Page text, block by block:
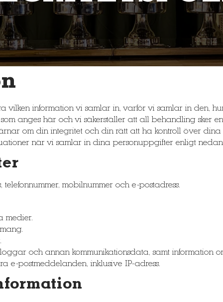
vilken information vi samlar in, varför vi samlar in den,
anges här och vi säkerställer att all behandling sker
om din integritet och din rätt att ha kontroll över
när vi samlar in dina personuppgifter enligt
mobilnummer och e-postadress.
medier.
och annan kommunikationsdata, samt information
e-postmeddelanden, inklusive IP-adress.